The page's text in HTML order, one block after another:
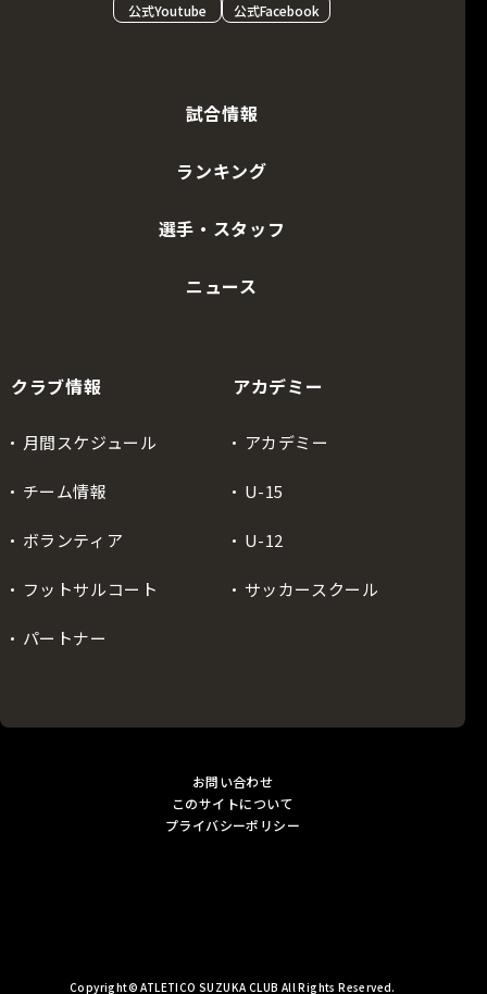
公式Youtube
公式Facebook
試合情報
ランキング
選手・スタッフ
ニュース
クラブ情報
月間スケジュール
チーム情報
ボランティア
フットサルコート
パートナー
アカデミー
アカデミー
U-15
U-12
サッカースクール
お問い合わせ
このサイトについて
プライバシーポリシー
Copyright© ATLETICO SUZUKA CLUB All Rights Reserved.